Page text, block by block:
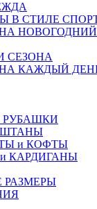
В СТИЛЕ
НОВОГОДНИЙ
СЕЗОНА
КАЖДЫЙ
РУБАШКИ
ШТАНЫ
и КОФТЫ
КАРДИГАНЫ
РАЗМЕРЫ